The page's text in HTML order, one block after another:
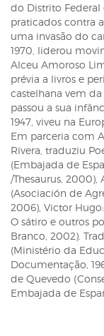
do Distrito Federal
praticados contra
uma invasão do
1970, liderou
Alceu Amoroso
prévia a livros e
castelhana vem
passou a sua
1947, viveu na
Em parceria com
Rivera, traduziu
(Embajada de
/Thesaurus,
(Asociación de
2006), Victor
O sátiro e outros
Branco, 2002).
(Ministério da
Documentação,
de Quevedo
Embajada de